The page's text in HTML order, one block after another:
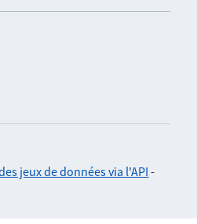
jeux de données via l'API -